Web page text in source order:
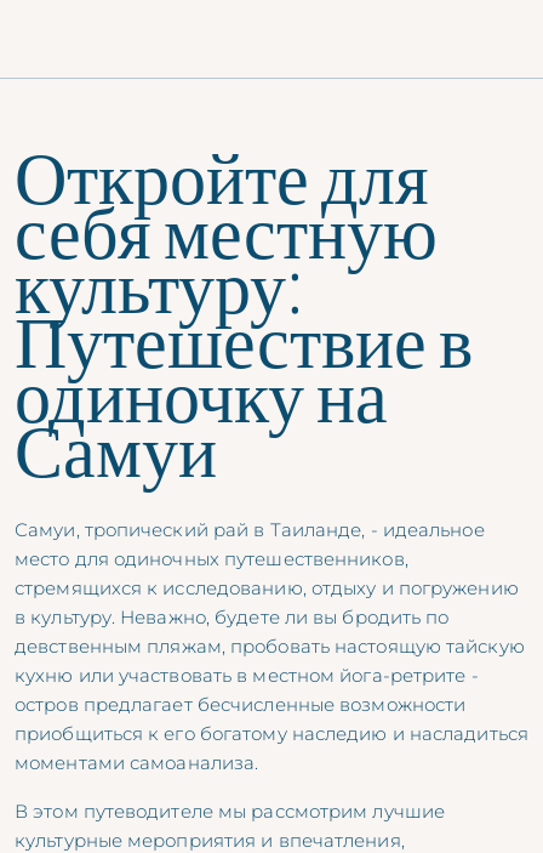
Откройте для
себя местную
культуру:
Путешествие в
одиночку на
Самуи
Самуи, тропический рай в Таиланде, - идеальное
место для одиночных путешественников,
стремящихся к исследованию, отдыху и погружению
в культуру. Неважно, будете ли вы бродить по
девственным пляжам, пробовать настоящую тайскую
кухню или участвовать в местном йога-ретрите -
остров предлагает бесчисленные возможности
приобщиться к его богатому наследию и насладиться
моментами самоанализа.
В этом путеводителе мы рассмотрим лучшие
культурные мероприятия и впечатления,